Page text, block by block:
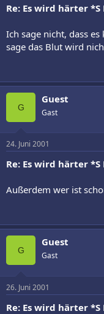
Re: Es wird härter *S
Ich sage nicht, dass
sage das Blut wird
G
Guest
Gast
24. Juni 2001
Re: Es wird härter *S
Außerdem wer ist
G
Guest
Gast
26. Juni 2001
Re: Es wird härter *S